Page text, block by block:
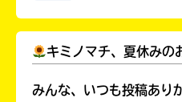
キミノマチ、夏休みの
みんな、いつも投稿あり